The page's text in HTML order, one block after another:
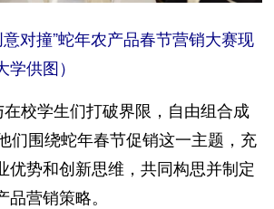
对撞”蛇年农产品春节营销大赛现
供图）
在校学生们打破界限，自由组合成
们围绕蛇年春节促销这一主题，充
优势和创新思维，共同构思并制定
营销策略。